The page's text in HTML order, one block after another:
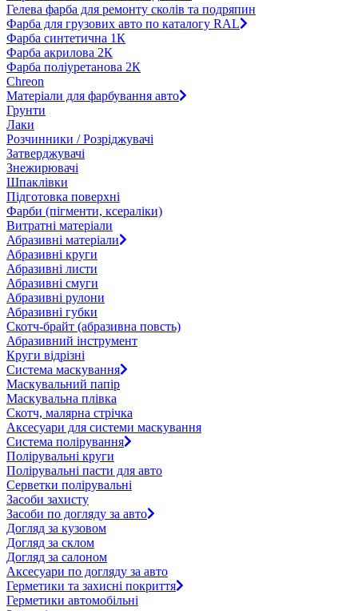
Гелева фарба для ремонту сколів та подряпин
Фарба для грузових авто по каталогу RAL
Фарба синтетична 1К
Фарба акрилова 2К
Фарба поліуретанова 2К
Chreon
Матеріали для фарбування авто
Грунти
Лаки
Розчинники / Розріджувачі
Затверджувачі
Знежирювачі
Шпаклівки
Підготовка поверхні
Фарби (пігменти, ксераліки)
Витратні матеріали
Абразивні матеріали
Абразивні круги
Абразивні листи
Абразивні смуги
Абразивні рулони
Абразивні губки
Скотч-брайт (абразивна повсть)
Абразивний інструмент
Круги відрізні
Система маскування
Маскувальний папір
Маскувальна плівка
Скотч, малярна стрічка
Аксесуари для системи маскування
Система полірування
Полірувальні круги
Полірувальні пасти для авто
Серветки полірувальні
Засоби захисту
Засоби по догляду за авто
Догляд за кузовом
Догляд за склом
Догляд за салоном
Аксесуари по догляду за авто
Герметики та захисні покриття
Герметики автомобільні